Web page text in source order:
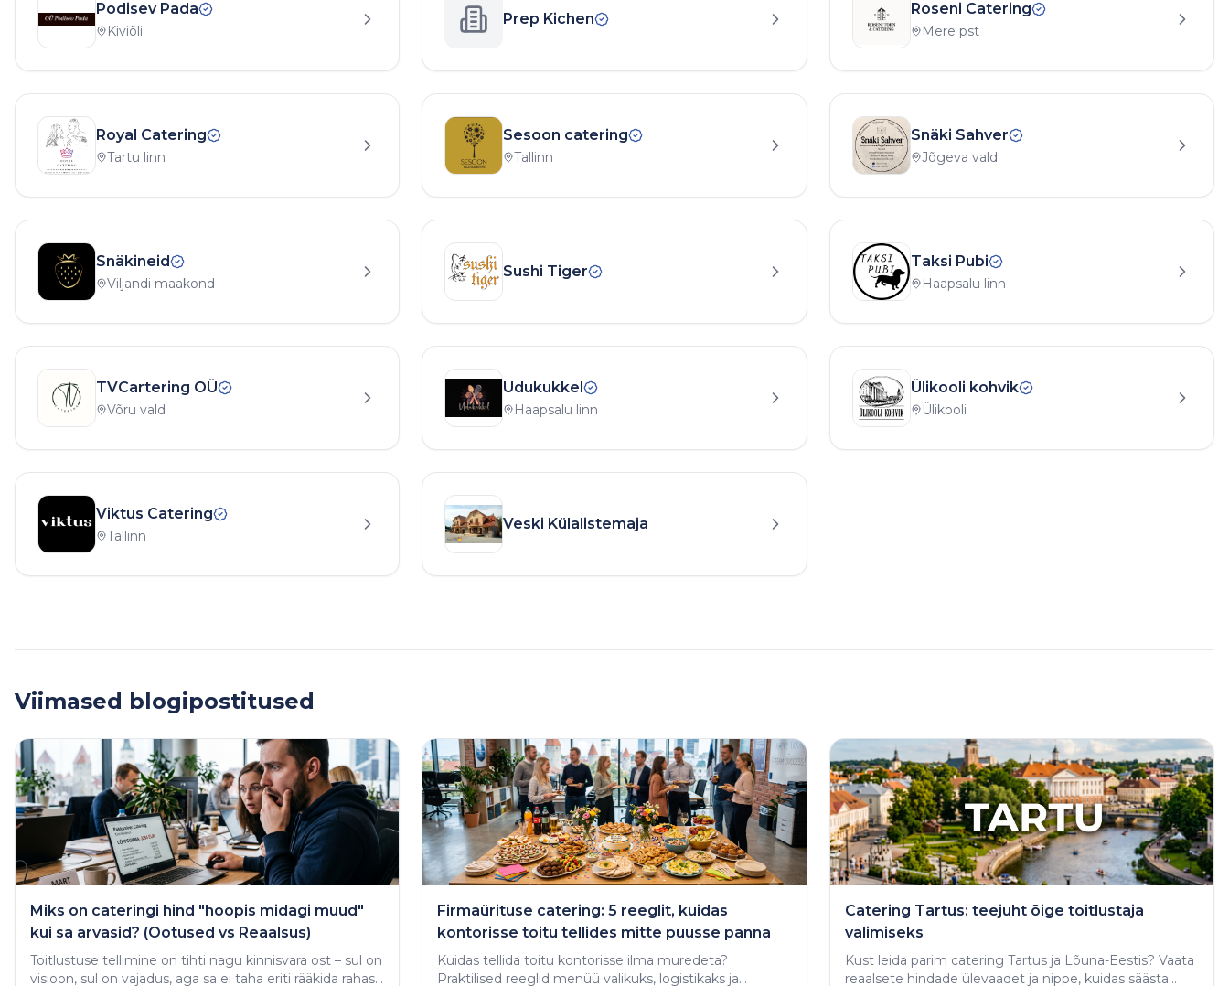
Podisev Pada
Kiviõli
Prep Kichen
Roseni Catering
Mere pst
Royal Catering
Tartu linn
Sesoon catering
Tallinn
Snäki Sahver
Jõgeva vald
Snäkineid
Viljandi maakond
Sushi Tiger
Taksi Pubi
Haapsalu linn
TVCartering OÜ
Võru vald
Udukukkel
Haapsalu linn
Ülikooli kohvik
Ülikooli
Viktus Catering
Tallinn
Veski Külalistemaja
Viimased blogipostitused
Miks on cateringi hind "hoopis midagi muud"
kui sa arvasid? (Ootused vs Reaalsus)
Toitlustuse tellimine on tihti nagu kinnisvara ost – sul on
visioon, sul on vajadus, aga sa ei taha eriti rääkida rahast
Firmaürituse catering: 5 reeglit, kuidas
kontorisse toitu tellides mitte puusse panna
Kuidas tellida toitu kontorisse ilma muredeta?
Praktilised reeglid menüü valikuks, logistikaks ja
Catering Tartus: teejuht õige toitlustaja
valimiseks
Kust leida parim catering Tartus ja Lõuna-Eestis? Vaata
reaalsete hindade ülevaadet ja nippe, kuidas säästa